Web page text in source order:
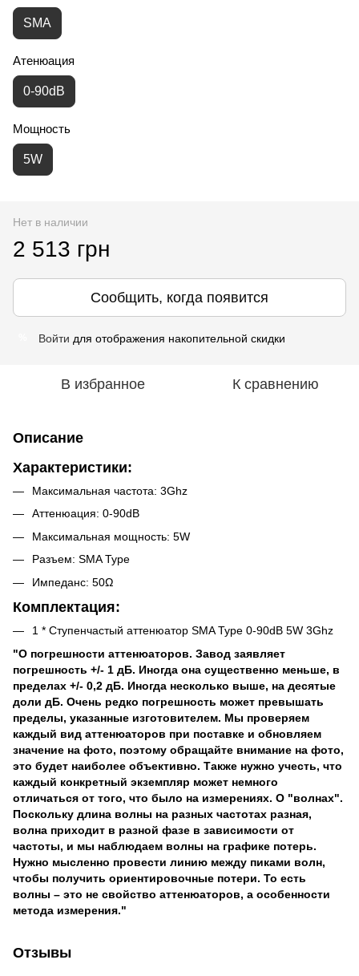
SMA
Атенюация
0-90dB
Мощность
5W
Нет в наличии
2 513 грн
Сообщить, когда появится
Войти для отображения накопительной скидки
В избранное К сравнению
Описание
Характеристики:
Максимальная частота: 3Ghz
Аттенюация: 0-90dB
Максимальная мощность: 5W
Разъем: SMA Type
Импеданс: 50Ω
Комплектация:
1 * Ступенчастый аттенюатор SMA Type 0-90dB 5W 3Ghz
"О погрешности аттенюаторов. Завод заявляет
погрешность +/- 1 дБ. Иногда она существенно меньше, в
пределах +/- 0,2 дБ. Иногда несколько выше, на десятые
доли дБ. Очень редко погрешность может превышать
пределы, указанные изготовителем. Мы проверяем
каждый вид аттенюаторов при поставке и обновляем
значение на фото, поэтому обращайте внимание на фото,
это будет наиболее объективно. Также нужно учесть, что
каждый конкретный экземпляр может немного
отличаться от того, что было на измерениях. О "волнах".
Поскольку длина волны на разных частотах разная,
волна приходит в разной фазе в зависимости от
частоты, и мы наблюдаем волны на графике потерь.
Нужно мысленно провести линию между пиками волн,
чтобы получить ориентировочные потери. То есть
волны – это не свойство аттенюаторов, а особенности
метода измерения."
Отзывы